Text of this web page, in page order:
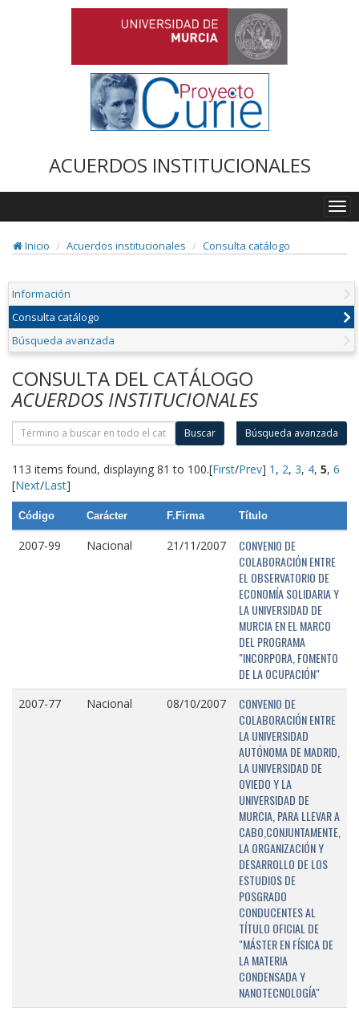
ACUERDOS INSTITUCIONALES
Inicio
Acuerdos institucionales Consulta catálogo
Información
Consulta catálogo
Búsqueda avanzada
CONSULTA DEL CATÁLOGO
ACUERDOS INSTITUCIONALES
Buscar Búsqueda avanzada
113 items found, displaying 81 to 100.[First/Prev] 1 , 2, 3, 4, 5, 6
[Next/Last]
Código Carácter F.Firma Título
2007-99 Nacional 21/11/2007
CONVENIO DE
COLABORACIÓN ENTRE
EL OBSERVATORIO DE
ECONOMÍA SOLIDARIA Y
LA UNIVERSIDAD DE
MURCIA EN EL MARCO
DEL PROGRAMA
"INCORPORA, FOMENTO
DE LA OCUPACIÓN"
2007-77 Nacional 08/10/2007
CONVENIO DE
COLABORACIÓN ENTRE
LA UNIVERSIDAD
AUTÓNOMA DE MADRID,
LA UNIVERSIDAD DE
OVIEDO Y LA
UNIVERSIDAD DE
MURCIA, PARA LLEVAR A
CABO,CONJUNTAMENTE,
LA ORGANIZACIÓN Y
DESARROLLO DE LOS
ESTUDIOS DE
POSGRADO
CONDUCENTES AL
TÍTULO OFICIAL DE
"MÁSTER EN FÍSICA DE
LA MATERIA
CONDENSADA Y
NANOTECNOLOGÍA"